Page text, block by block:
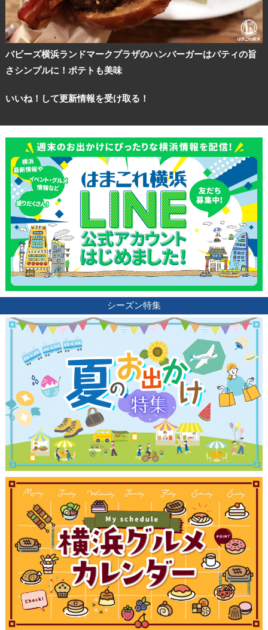
バビーズ横浜ランドマークプラザのハンバーガーはパティの旨
さシンプルに！ポテトも美味
いいね！して更新情報を受け取る！
シーズン特集
観光ガイド
ランキング
サイトについて